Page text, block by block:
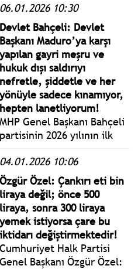
Toplantısı’nda konuştu.
06.01.2026 10:30
Devlet Bahçeli: Devlet
Başkanı Maduro’ya karşı
yapılan gayri meşru ve
hukuk dışı saldırıyı
nefretle, şiddetle ve her
yönüyle sadece kınamıyor,
hepten lanetliyorum!
MHP Genel Başkanı Bahçeli
partisinin 2026 yılının ilk
Bahçeli, 15 Temmuz’da,
casus ve haşhaşi örgütü
maşa olarak kullanarak
üzerimize salan ABD,
Venezuela’da bunun yerine
doğrudan müdahale
etmiştir.
04.01.2026 10:06
Özgür Özel: Çankırı eti bin
liraya değil; önce 500
liraya, sonra 300 liraya
yemek istiyorsa çare bu
iktidarı değiştirmektedir!
Cumhuriyet Halk Partisi
Genel Başkanı Özgür Özel: